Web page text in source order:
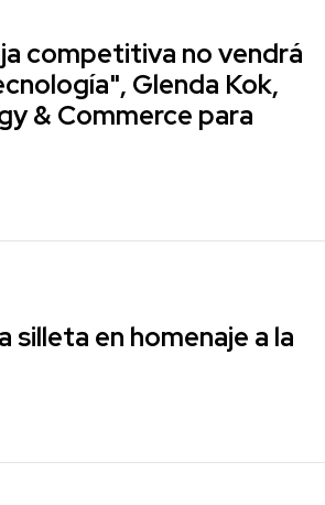
competitiva no vendrá
Glenda Kok,
& Commerce para
silleta en homenaje a la